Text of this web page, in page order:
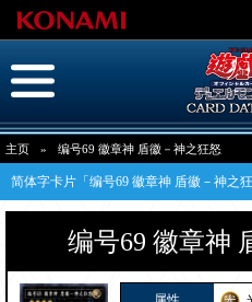
主页 » 编号69 徽章神 盾徽－神之狂怒
简体字卡片「编号69 徽章神 盾徽－神之
编号69 徽章神